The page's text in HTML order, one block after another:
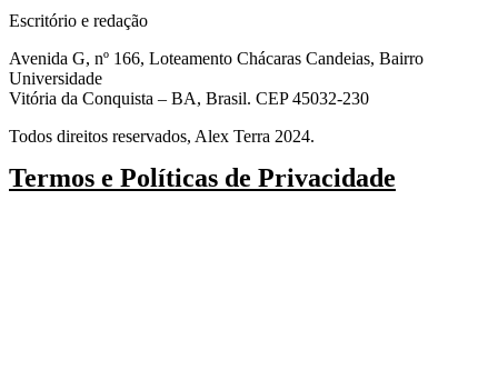
Escritório e redação
Avenida G, nº 166, Loteamento Chácaras Candeias, Bairro
Universidade
Vitória da Conquista – BA, Brasil. CEP 45032-230
Todos direitos reservados, Alex Terra 2024.
Termos e Políticas de Privacidade